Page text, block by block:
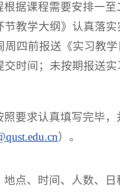
据课程需要安排一
教学大纲》认真落
四前报送《实习教
时间；未按期报送
要求认真填写完毕
）。
点、时间、人数、